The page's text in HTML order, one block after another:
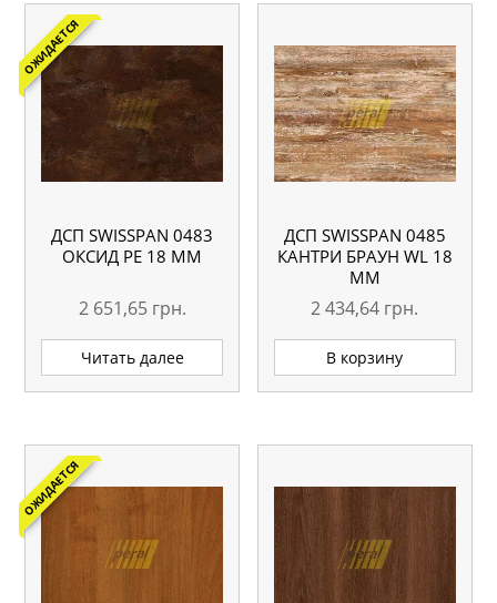
ОЖИДАЕТСЯ
ДСП SWISSPAN 0483
ОКСИД PE 18 ММ
2 651,65 грн.
Читать далее
ДСП SWISSPAN 0485
КАНТРИ БРАУН WL 18
ММ
2 434,64 грн.
В корзину
ОЖИДАЕТСЯ